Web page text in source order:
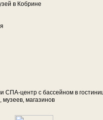
в Кобрине
СПА-центр с бас­сей­ном в
ма­га­зи­нов